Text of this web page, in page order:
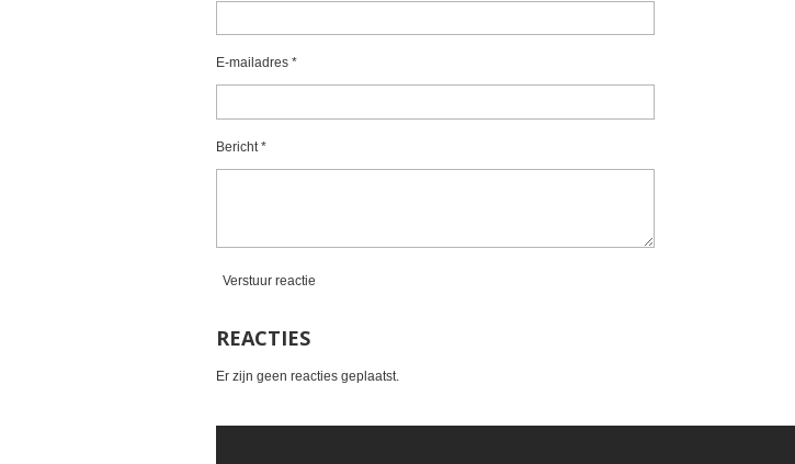
s
t
r
e
n
r
e
r
e
r
r
E-mailadres *
Bericht *
Verstuur reactie
REACTIES
Er zijn geen reacties geplaatst.